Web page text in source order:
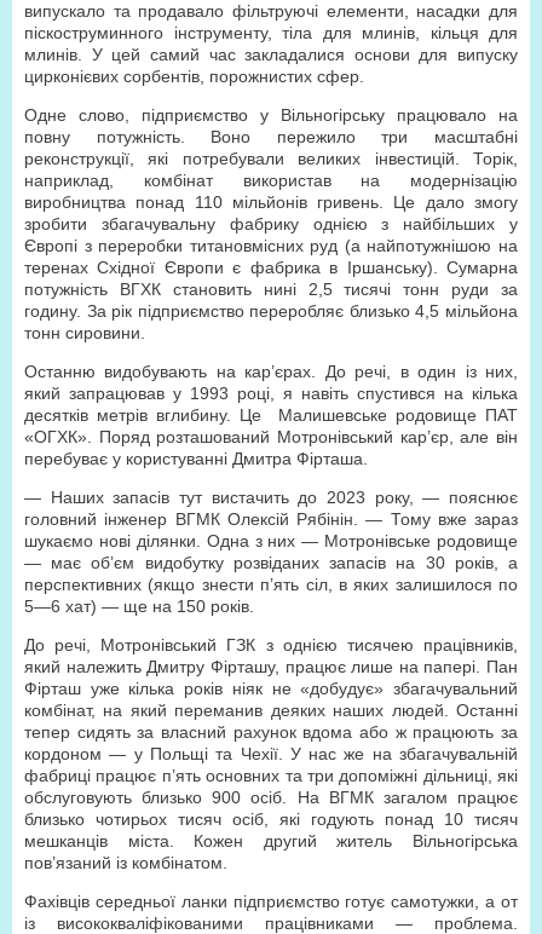
випускало та продавало фільтруючі елементи, насадки для
піскоструминного інструменту, тіла для млинів, кільця для
млинів. У цей самий час закладалися основи для випуску
цирконієвих сорбентів, порожнистих сфер.
Одне слово, підприємство у Вільногірську працювало на
повну потужність. Воно пережило три масштабні
реконструкції, які потребували великих інвестицій. Торік,
наприклад, комбінат використав на модернізацію
виробництва понад 110 мільйонів гривень. Це дало змогу
зробити збагачувальну фабрику однією з найбільших у
Європі з переробки титановмісних руд (а найпотужнішою на
теренах Східної Європи є фабрика в Іршанську). Сумарна
потужність ВГХК становить нині 2,5 тисячі тонн руди за
годину. За рік підприємство переробляє близько 4,5 мільйона
тонн сировини.
Останню видобувають на кар’єрах. До речі, в один із них,
який запрацював у 1993 році, я навіть спустився на кілька
десятків метрів вглибину. Це Малишевське родовище ПАТ
«ОГХК». Поряд розташований Мотронівський кар’єр, але він
перебуває у користуванні Дмитра Фірташа.
— Наших запасів тут вистачить до 2023 року, — пояснює
головний інженер ВГМК Олексій Рябінін. — Тому вже зараз
шукаємо нові ділянки. Одна з них — Мотронівське родовище
— має об’єм видобутку розвіданих запасів на 30 років, а
перспективних (якщо знести п’ять сіл, в яких залишилося по
5—6 хат) — ще на 150 років.
До речі, Мотронівський ГЗК з однією тисячею працівників,
який належить Дмитру Фірташу, працює лише на папері. Пан
Фірташ уже кілька років ніяк не «добудує» збагачувальний
комбінат, на який переманив деяких наших людей. Останні
тепер сидять за власний рахунок вдома або ж працюють за
кордоном — у Польщі та Чехії. У нас же на збагачувальній
фабриці працює п’ять основних та три допоміжні дільниці, які
обслуговують близько 900 осіб. На ВГМК загалом працює
близько чотирьох тисяч осіб, які годують понад 10 тисяч
мешканців міста. Кожен другий житель Вільногірська
пов’язаний із комбінатом.
Фахівців середньої ланки підприємство готує самотужки, а от
із висококваліфікованими працівниками — проблема.